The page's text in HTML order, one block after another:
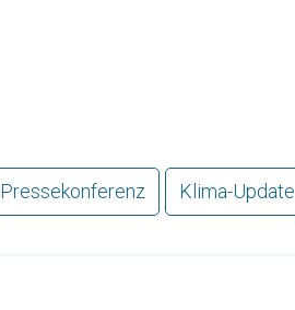
Pressekonferenz Klima-Update